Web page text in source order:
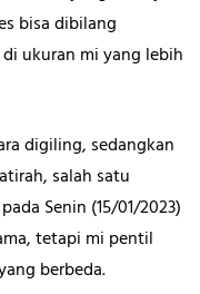
bisa dibilang
ukuran mi yang lebih
digiling, sedangkan
salah satu
Senin (15/01/2023)
tetapi mi pentil
berbeda.